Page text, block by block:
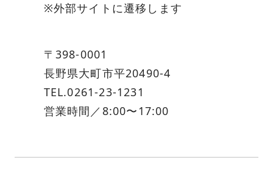
※外部サイトに遷移します
〒398-0001
長野県大町市平20490-4
TEL.0261-23-1231
営業時間／8:00〜17:00